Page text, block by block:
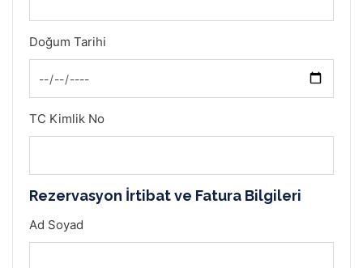
Doğum Tarihi
TC Kimlik No
Rezervasyon İrtibat ve Fatura Bilgileri
Ad Soyad